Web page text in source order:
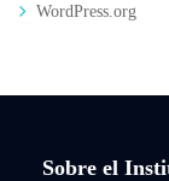
WordPress.org
Sobre el